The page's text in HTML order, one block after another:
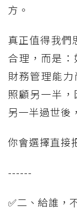
方。
真正值得我們
合理，而是
財務管理能
照顧另一半
另一半過世後
你會選擇直接
------
✅二、給誰，